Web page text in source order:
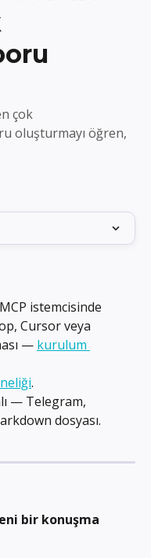
çok
oluşturmayı öğren,
istemcisinde
Cursor veya
— kurulum
.
— Telegram,
dosyası.
bir konuşma